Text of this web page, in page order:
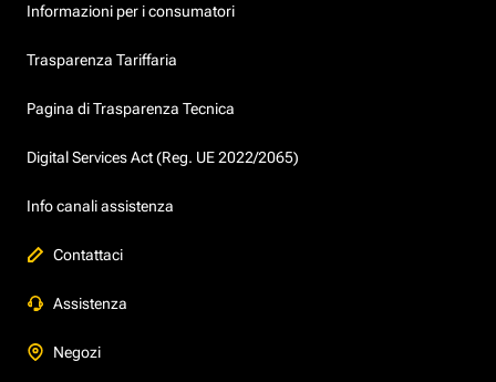
Informazioni per i consumatori
Trasparenza Tariffaria
Pagina di Trasparenza Tecnica
Digital Services Act (Reg. UE 2022/2065)
Info canali assistenza
Contattaci
Assistenza
Negozi